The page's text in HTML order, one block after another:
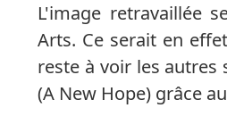
L'image retravaillée
Arts. Ce serait en
reste à voir les autres
(A New Hope) grâce